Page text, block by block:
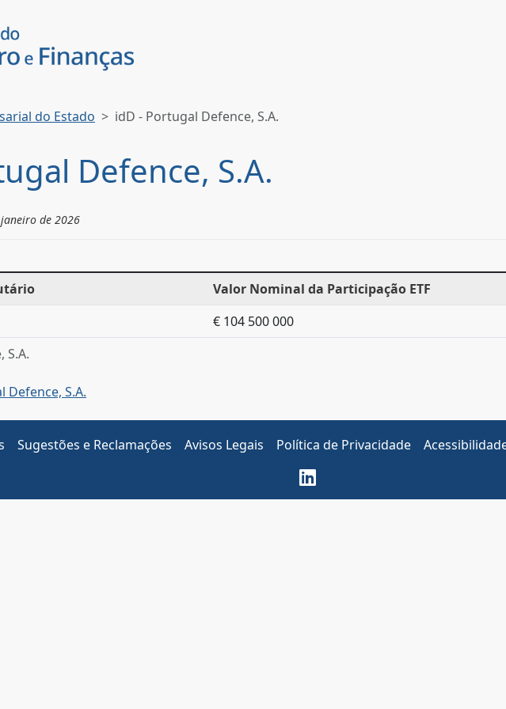
do Estado idD - Portugal Defence, S.A.
Defence, S.A.
de 2026
S.A.
Valor Nominal da Participação ETF
€ 104 500 000
Defence, S.A.
Sugestões e Reclamações Avisos Legais Política de Privacidade